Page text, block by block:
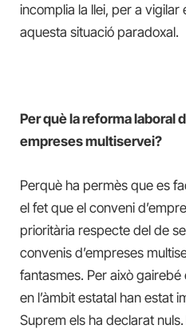
incomplia la llei, per a vigilar
aquesta situació paradoxal.
Per què la reforma laboral
empreses multiservei?
Perquè ha permès que es
el fet que el conveni
prioritària respecte del de
convenis d’empreses
fantasmes. Per això gairebé
en l’àmbit estatal han estat
Suprem els ha declarat